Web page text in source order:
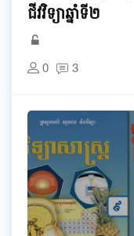
ជីវវិទ្យា​ឆ្នាំទី២
0 3